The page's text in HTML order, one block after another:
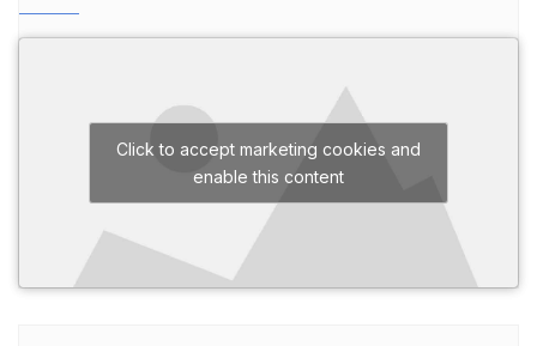
Click to accept marketing cookies and
enable this content